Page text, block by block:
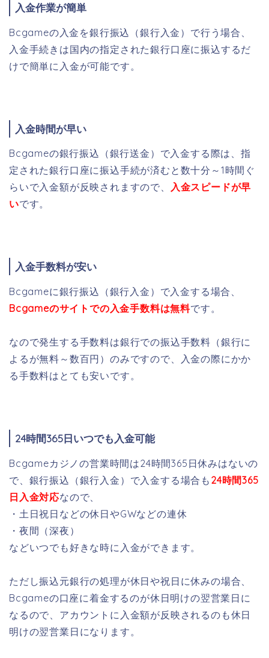
入金作業が簡単
Bcgameの入金を銀行振込（銀行入金）で行う場合、
入金手続きは国内の指定された銀行口座に振込するだ
けで簡単に入金が可能です。
入金時間が早い
Bcgameの銀行振込（銀行送金）で入金する際は、指
定された銀行口座に振込手続が済むと数十分～1時間ぐ
らいで入金額が反映されますので、 入金スピードが早
いです。
入金手数料が安い
Bcgameに銀行振込（銀行入金）で入金する場合、
Bcgameのサイトでの入金手数料は無料です。
なので発生する手数料は銀行での振込手数料（銀行に
よるが無料～数百円）のみですので、入金の際にかか
る手数料はとても安いです。
24時間365日いつでも入金可能
Bcgameカジノの営業時間は24時間365日休みはないの
で、銀行振込（銀行入金）で入金する場合も 24時間365
日入金対応なので、
・土日祝日などの休日やGWなどの連休
・夜間（深夜）
などいつでも好きな時に入金ができます。
ただし振込元銀行の処理が休日や祝日に休みの場合、
Bcgameの口座に着金するのが休日明けの翌営業日に
なるので、アカウントに入金額が反映されるのも休日
明けの翌営業日になります。